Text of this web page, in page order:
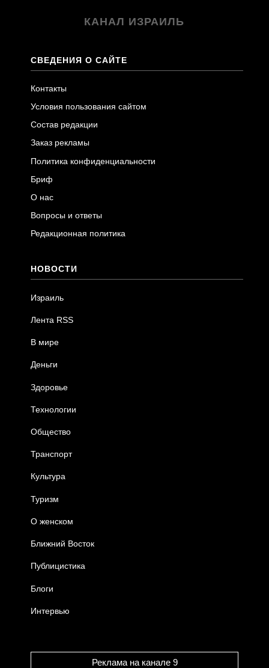
КАНАЛ ИЗРАИЛЬ
СВЕДЕНИЯ О САЙТЕ
Контакты
Условия пользования сайтом
Состав редакции
Заказ рекламы
Политика конфиденциальности
Бриф
О нас
Вопросы и ответы
Редакционная политика
НОВОСТИ
Израиль
Лента RSS
В мире
Деньги
Здоровье
Технологии
Общество
Транспорт
Культура
Туризм
О женском
Ближний Восток
Публицистика
Блоги
Интервью
Реклама на канале 9